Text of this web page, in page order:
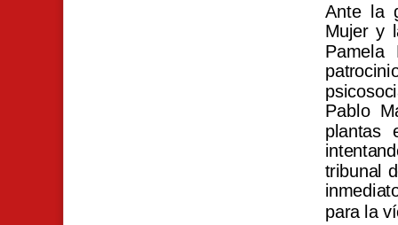
Ante la
Mujer y
Pamela
Pablo
plantas
tribunal
para la